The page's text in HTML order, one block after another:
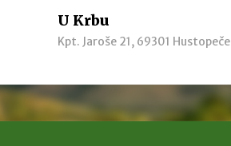
U Krbu
Kpt. Jaroše 21, 69301 Hustopeče